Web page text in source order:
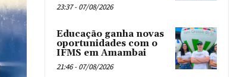
23:37 - 07/08/2026
Educação ganha novas
oportunidades com o
IFMS em Amambai
21:46 - 07/08/2026